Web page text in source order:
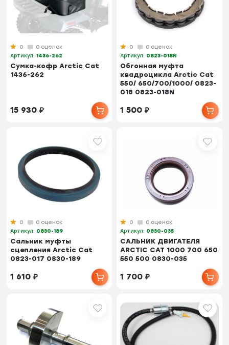
0
0 оценок
Артикул:1436-262
Сумка-кофр Arctic Cat
1436-262
15 930₽
0
0 оценок
Артикул: 0823-018N
Обгонная муфта
квадроцикла Arctic Cat
550/ 650/700/1000/ 0823-
018 0823-018N
1 500₽
0
0 оценок
Артикул: 0830-189
Сальник муфты
сцепления Arctic Cat
0823-017 0830-189
1 610₽
0
0 оценок
Артикул: 0830-035
САЛЬНИК ДВИГАТЕЛЯ
ARCTIC CAT 1000 700 650
550 500 0830-035
1 700₽